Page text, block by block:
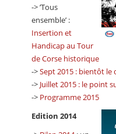
-> ’Tous
ensemble’ :
Insertion et
Handicap au Tour
de Corse historique
->Sept 2015 : bientôt le
-> Juillet 2015 : le point
-> Programme 2015
Edition 2014